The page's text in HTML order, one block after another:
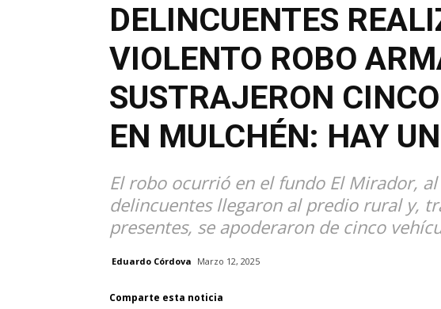
DELINCUENTES
VIOLENTO ROBO
SUSTRAJERON
EN MULCHÉN: HAY
El robo ocurrió en el fundo El Mirador,
delincuentes llegaron al predio rural y,
presentes, se apoderaron de cinco
Eduardo Córdova Marzo 12, 2025
Comparte esta noticia